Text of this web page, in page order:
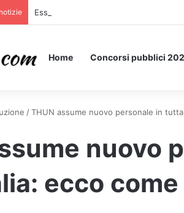
Essere Pagati per Stare a Letto: ecco
Home Concorsi pubblici
/THUN assume nuovo personale in
nuovo
ecco